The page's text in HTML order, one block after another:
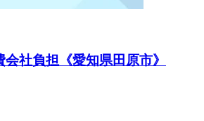
社負担《愛知県田原市》